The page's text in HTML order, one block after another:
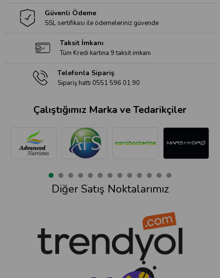
Güvenli Ödeme
SSL sertifikası ile ödemeleriniz güvende
Taksit İmkanı
Tüm Kredi kartına 9 taksit imkanı
Telefonla Sipariş
Sipariş hattı 0551 596 01 90
Çalıştığımız Marka ve Tedarikçiler
Diğer Satış Noktalarımız